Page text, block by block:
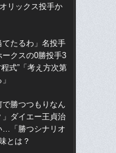
リックス投手か
てたるわ」名投手
ークスの0勝投手3
式”「考え方次第
で勝つつもりなん
ダイエー王貞治
…「勝つシナリオ
とは？